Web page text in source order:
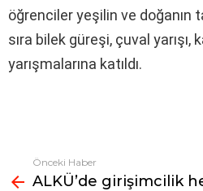
öğrenciler yeşilin ve doğanın
sıra bilek güreşi, çuval yarışı,
yarışmalarına katıldı.
Fazlasına
bak
Önceki Haber
ALKÜ’de girişimcilik